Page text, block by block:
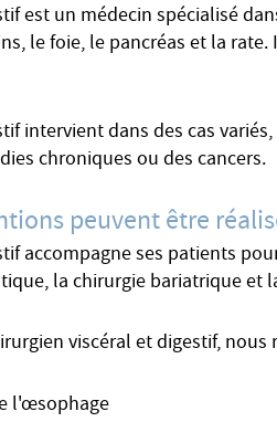
est un médecin spécialisé
le foie, le pancréas et la
intervient dans des cas
chroniques ou des cancers.
peuvent être
accompagne ses patients
la chirurgie bariatrique et
viscéral et digestif, nous
l'œsophage